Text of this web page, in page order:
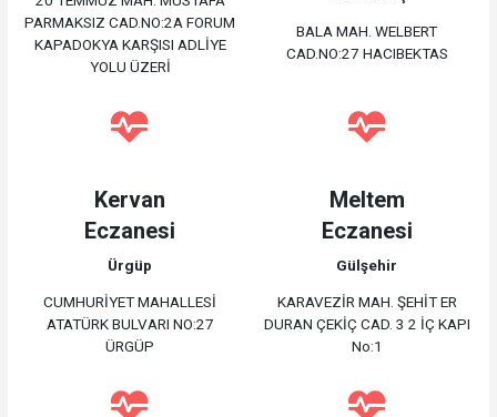
PARMAKSIZ CAD.NO:2A FORUM
KAPADOKYA KARŞISI ADLİYE
YOLU ÜZERİ
BALA MAH. WELBERT
CAD.NO:27 HACIBEKTAS
Kervan
Eczanesi
Ürgüp
CUMHURİYET MAHALLESİ
ATATÜRK BULVARI NO:27
ÜRGÜP
Meltem
Eczanesi
Gülşehir
KARAVEZİR MAH. ŞEHİT ER
DURAN ÇEKİÇ CAD. 3 2 İÇ KAPI
No:1